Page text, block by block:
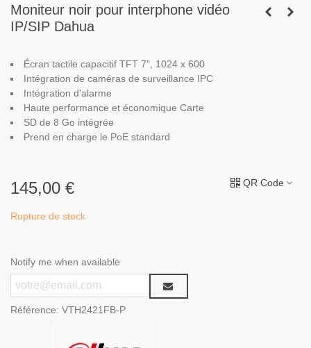
Moniteur noir pour interphone vidéo
IP/SIP Dahua
Écran tactile capacitif TFT 7", 1024 x 600
Intégration de caméras de surveillance IPC
Intégration d'alarme
Haute performance et économique Carte
SD de 8 Go intégrée
Prend en charge le PoE standard
145,00 € QR Code
Rupture de stock
Notify me when available
Référence: VTH2421FB-P